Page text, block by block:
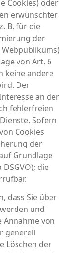
Cookies) oder
erwünschter
B. für die
der
Webpublikums)
von Art. 6
keine andere
Der
an der
fehlerfreien
Sofern
Cookies
der
Grundlage
die
dass Sie über
und
Annahme von
generell
Löschen der